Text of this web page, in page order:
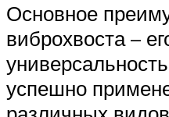
Основное
виброхвоста –
успешно